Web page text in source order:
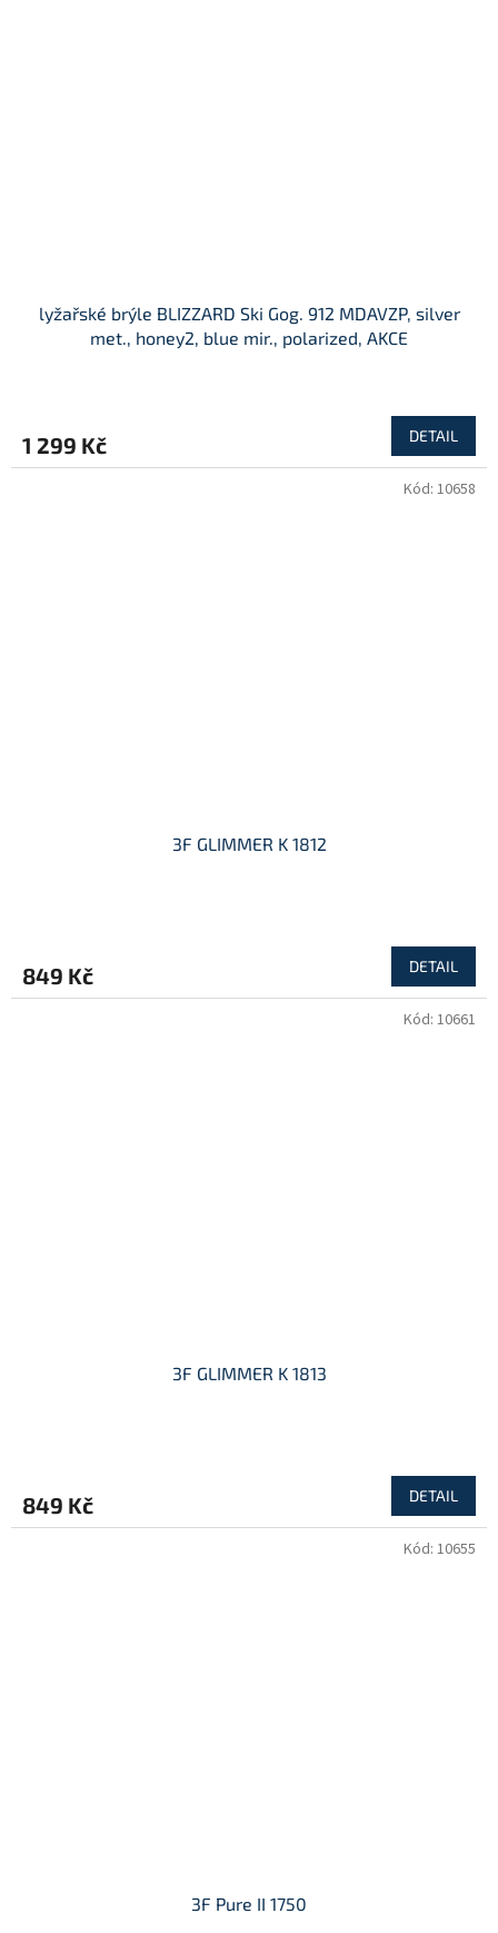
lyžařské brýle BLIZZARD Ski Gog. 912 MDAVZP, silver
met., honey2, blue mir., polarized, AKCE
1 299 Kč DETAIL
3F GLIMMER K 1812
849 Kč DETAIL
Kód: 10658
3F GLIMMER K 1813
849 Kč DETAIL
Kód: 10661
3F Pure II 1750
Kód: 10655